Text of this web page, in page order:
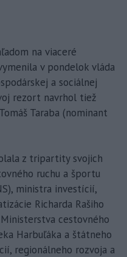
na viaceré
v pondelok vláda
a sociálnej
rezort navrhol tiež
Taraba (nominant
z tripartity svojich
ruchu a športu
ministra investícií,
Richarda Rašiho
cestovného
Harbuľáka a štátneho
regionálneho rozvoja a